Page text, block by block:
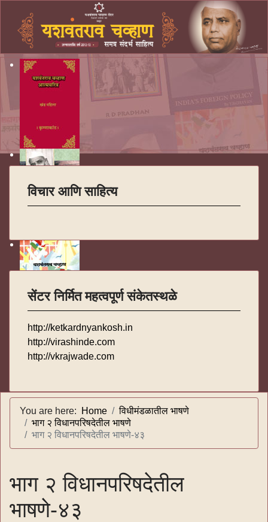
विचार आणि साहित्य
सेंटर निर्मित महत्वपूर्ण संकेतस्थळे
http://ketkardnyankosh.in
http://virashinde.com
http://vkrajwade.com
You are here: Home
विधीमंडळातील भाषणे
भाग २ विधानपरिषदेतील भाषणे
भाग २ विधानपरिषदेतील भाषणे-४३
भाग २ विधानपरिषदेतील
भाषणे-४३